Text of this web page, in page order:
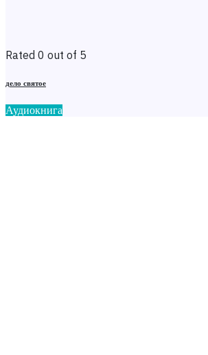
Rated 0 out of 5
дело святое
Аудиокнига